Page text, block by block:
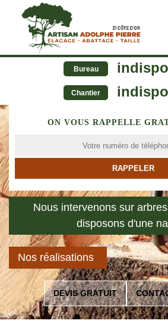
Bureau
Chantier
ON VOUS RAPPELLE
Nous intervenons sur
disposons d'une
Nos réalisations
DEVIS GRATUIT